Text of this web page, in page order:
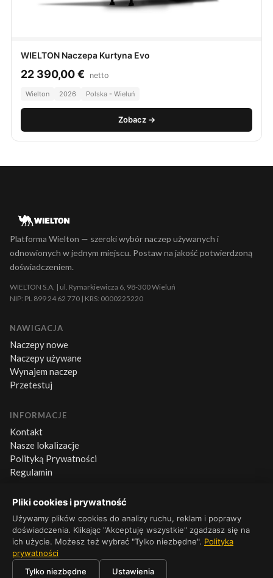
WIELTON Naczepa Kurtyna Evo
22 390,00€ netto
Wielton 2026 Polska - Wieluń
Zobacz →
Pliki cookies i prywatność
Używamy plików cookies do analizy ruchu, reklam i poprawy
doświadczenia. Klikając "Akceptuję wszystkie" zgadzasz się na
ich użycie. Możesz też wybrać "Tylko niezbędne". Polityka
prywatności
Tylko niezbędne
Ustawienia
Platforma Wielton — szeroki wybór naczep używanych i
odnowionych w jednym miejscu. Postaw na jakość potwierdzoną
doświadczeniem.
WIELTON S.A. | ul. Rymarkiewicza 6, 98-300 Wieluń
NIP: PL 899 24 62 770 | KRS: 0000225220
NAWIGACJA
Naczepy nowe
Naczepy używane
Wynajem naczep
Przetestuj
INFORMACJE
Kontakt
Nasze lokalizacje
Polityką Prywatności
Regulamin
KONTAKT
+48 660 500 600
Pn–Pt 8:00–16:00